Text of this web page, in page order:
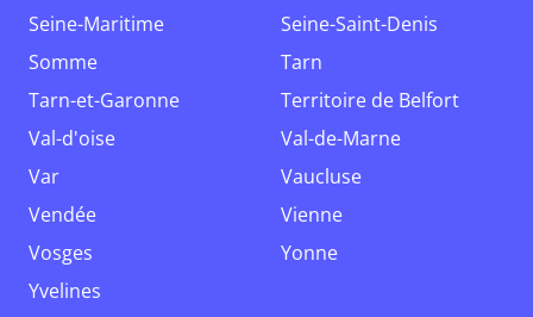
Seine-Maritime
Seine-Saint-Denis
Somme
Tarn
Tarn-et-Garonne
Territoire de Belfort
Val-d'oise
Val-de-Marne
Var
Vaucluse
Vendée
Vienne
Vosges
Yonne
Yvelines